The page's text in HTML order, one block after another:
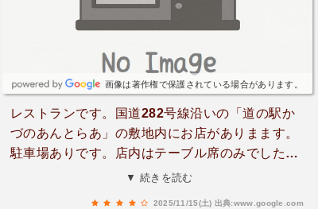
画像は著作権で保護されている場合があります。
レストランです。国道282号線沿いの「道の駅か
づのあんとらあ」の敷地内にお店がありまます。
駐車場ありです。店内はテーブル席のみでした。
おやつを食べに訪れました。メニューは、秋田の
▼ 続きを読む
2025/11/15(土) 出典:www.google.com